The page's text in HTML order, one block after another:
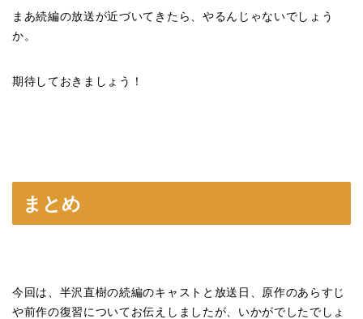
まあ続編の放送が近づいてきたら、やるんじゃないでしょう
か。
期待しておきましょう！
まとめ
今回は、半沢直樹の続編のキャストと放送日、原作のあらすじ
や前作の復習についてお伝えしましたが、いかがでしたでしょ